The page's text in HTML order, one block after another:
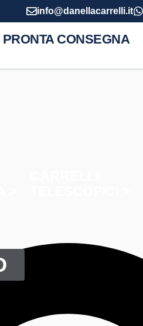
info@danellacarrelli.it
PRONTA CONSEGNA